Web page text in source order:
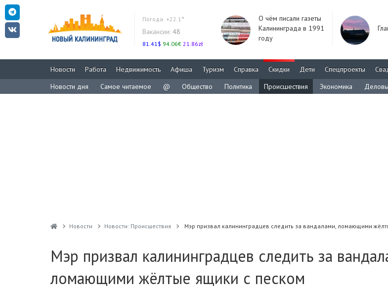
Погода: +22.1°
Вакансии: 48
81.41$ 94.06€ 21.86zł
О чём писали газеты
Калининграда в 1991
году
Новости Работа Недвижимость Афиша Туризм Справка Скидки Дети Спецпроекты
Новости дня
Самое читаемое @ Общество Политика Происшествия Экономика
Новости Новости: Происшествия Мэр призвал калининградцев следить за вандалами, ломающими
Мэр призвал калининградцев следить за
ломающими жёлтые ящики с песком